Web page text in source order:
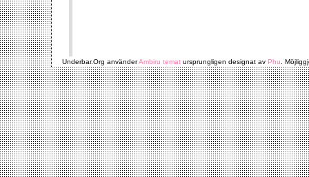
Underbar.Org använderAmbiru temat ursprungligen designat av Phu .